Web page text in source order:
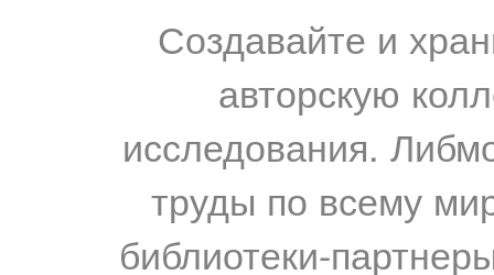
Создавайте и
авторскую
исследования.
труды по всему
библиотеки-